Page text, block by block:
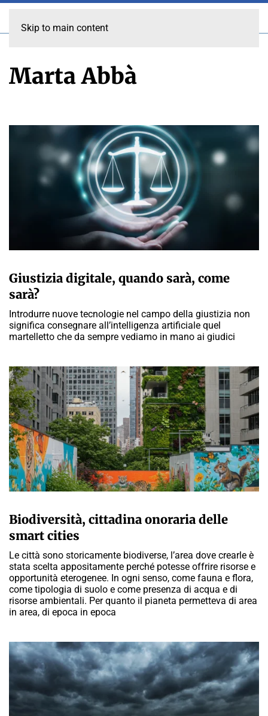
Skip to main content
Marta Abbà
Giustizia digitale, quando sarà, come
sarà?
Introdurre nuove tecnologie nel campo della giustizia non
significa consegnare all’intelligenza artificiale quel
martelletto che da sempre vediamo in mano ai giudici
Biodiversità, cittadina onoraria delle
smart cities
Le città sono storicamente biodiverse, l’area dove crearle è
stata scelta appositamente perché potesse offrire risorse e
opportunità eterogenee. In ogni senso, come fauna e flora,
come tipologia di suolo e come presenza di acqua e di
risorse ambientali. Per quanto il pianeta permetteva di area
in area, di epoca in epoca